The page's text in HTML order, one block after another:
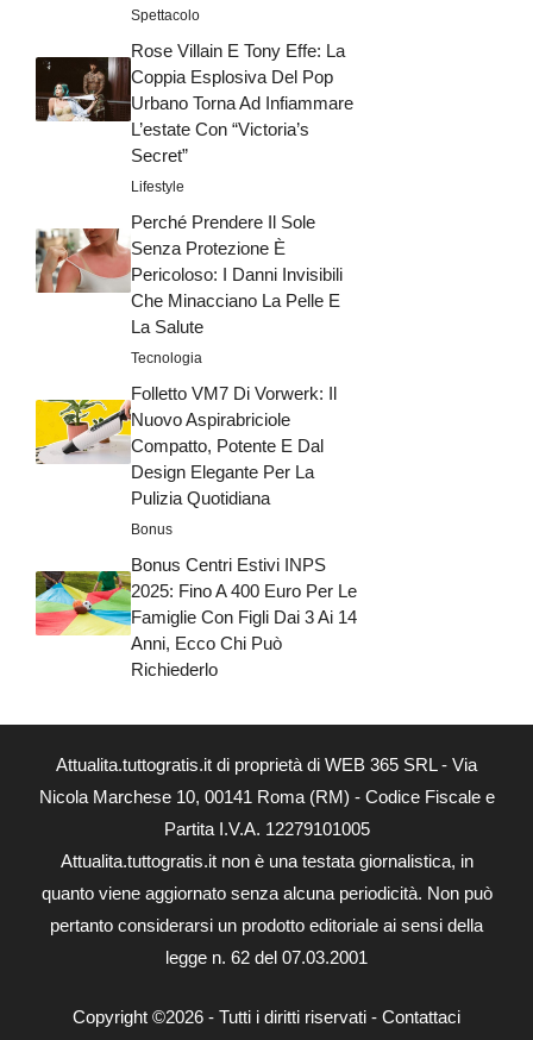
Spettacolo
Rose Villain E Tony Effe: La
Coppia Esplosiva Del Pop
Urbano Torna Ad Infiammare
L’estate Con “Victoria’s
Secret”
Lifestyle
Perché Prendere Il Sole
Senza Protezione È
Pericoloso: I Danni Invisibili
Che Minacciano La Pelle E
La Salute
Tecnologia
Folletto VM7 Di Vorwerk: Il
Nuovo Aspirabriciole
Compatto, Potente E Dal
Design Elegante Per La
Pulizia Quotidiana
Bonus
Bonus Centri Estivi INPS
2025: Fino A 400 Euro Per Le
Famiglie Con Figli Dai 3 Ai 14
Anni, Ecco Chi Può
Richiederlo
Attualita.tuttogratis.it di proprietà di WEB 365 SRL - Via
Nicola Marchese 10, 00141 Roma (RM) - Codice Fiscale e
Partita I.V.A. 12279101005
Attualita.tuttogratis.it non è una testata giornalistica, in
quanto viene aggiornato senza alcuna periodicità. Non può
pertanto considerarsi un prodotto editoriale ai sensi della
legge n. 62 del 07.03.2001
Copyright ©2026 - Tutti i diritti riservati - Contattaci